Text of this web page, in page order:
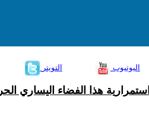
التويتر اليوتيوب
هذا الفضاء اليساري الحر